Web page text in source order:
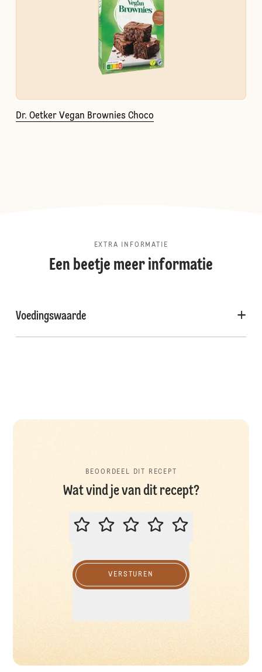
Dr. Oetker Vegan Brownies Choco
EXTRA INFORMATIE
Een beetje meer informatie
Voedingswaarde
BEOORDEEL DIT RECEPT
Wat vind je van dit recept?
BEOORDEEL DIT RECEPT
VERSTUREN